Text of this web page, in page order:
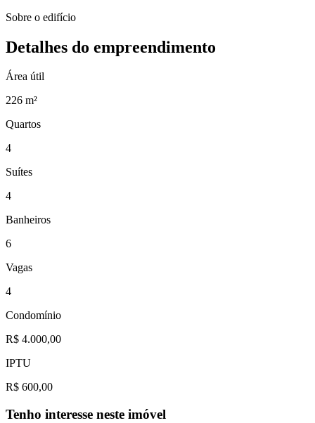
Sobre o edifício
Detalhes do empreendimento
Área útil
226 m²
Quartos
4
Suítes
4
Banheiros
6
Vagas
4
Condomínio
R$ 4.000,00
IPTU
R$ 600,00
Tenho interesse neste imóvel